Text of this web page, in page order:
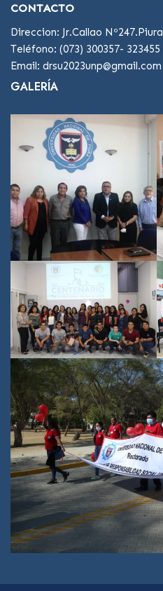
CONTACTO
Direccion: Jr.Callao Nº247.Piura
Teléfono: (073) 300357- 323455
Email: drsu2023unp@gmail.com
GALERÍA